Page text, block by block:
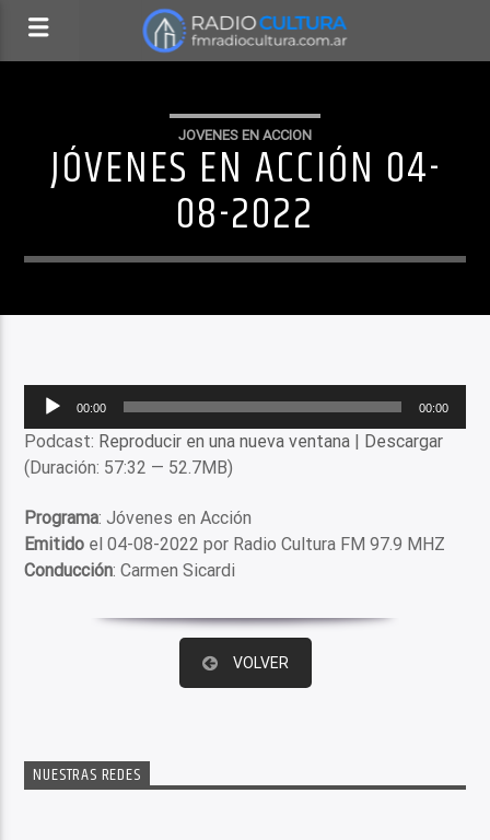
JOVENES EN ACCION
JÓVENES EN ACCIÓN 04-
08-2022
Reproductor
audio
00:00 00:00
Podcast: Reproducir en una nueva ventana | Descargar
(Duración: 57:32 — 52.7MB)
Programa: Jóvenes en Acción
Emitido el 04-08-2022 por Radio Cultura FM 97.9 MHZ
Conducción: Carmen Sicardi
VOLVER
NUESTRAS REDES